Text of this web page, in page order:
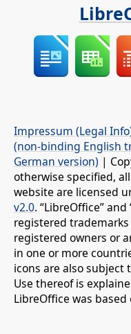
Impressum (Legal
(non-binding English
German version) |
otherwise specified,
website are licensed
v2.0. “LibreOffice”
registered
registered owners or
in one or more
icons are also
Use thereof is
LibreOffice was